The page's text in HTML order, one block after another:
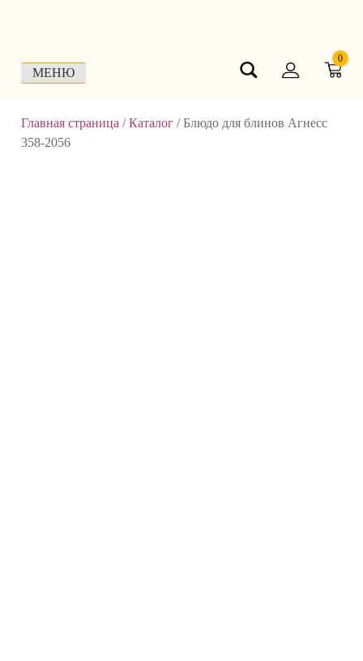
МЕНЮ
0
Главная страница /Каталог /Блюдо для блинов Агнесс
358-2056